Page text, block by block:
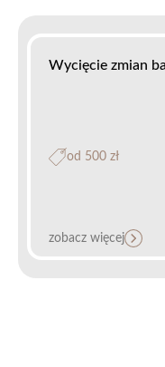
Wycięcie zmian
od 500 zł
zobacz więcej